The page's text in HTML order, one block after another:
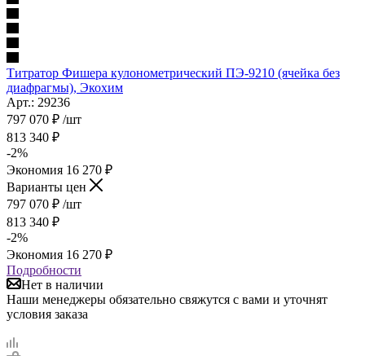
Титратор Фишера кулонометрический ПЭ-9210 (ячейка без
диафрагмы), Экохим
Арт.: 29236
797 070 ₽ /шт
813 340 ₽
-2%
Экономия 16 270 ₽
Варианты цен
797 070 ₽ /шт
813 340 ₽
-2%
Экономия 16 270 ₽
Подробности
Нет в наличии
Наши менеджеры обязательно свяжутся с вами и уточнят
условия заказа